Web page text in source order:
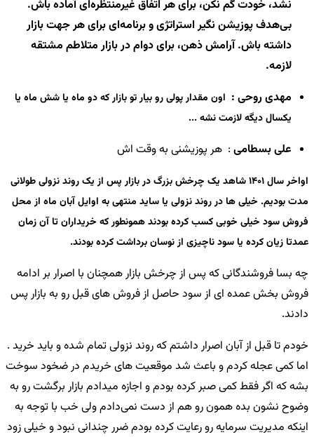
نشد، خودت گم نکن، برای هر اتفاق غیرمنتظره‌ای آماده باش.
بی‌هدف پوزیشن نگیر استراتژی و برنامه‌ای برای هر جهت بازار
داشته باش.آرامش ذهن، برای دوام در بازار متلاطم مشتقه
لازمه.
مهدی روحی : اون مقدار پولی رو بیار تو بازار که دو ماه یا شش ماه یا
یکسال دیگه لازمت نشه ...
علی بسطامی: هر پوزیشنی به وقت اش
اواخر سال 1401 شاهد یک چرخش بزرگ در بازار پس از یک روند نزولی طولانی
مدت بودیم. خیلی ها در روند نزولی یا ساید منتهی به اوایل آبان ماه از محل
فروش سود خیلی خوبی کسب کرده بودند همونطور که خریداران تا آن زمان
عمدتا زیان کرده یا سود ناچیزی از نوسان برداشت کرده بودند.
چه بسا فروشندگانی که پس از چرخش بازار همچنان با اصرار بر ادامه
فروش بخش عمده ای از سود حاصل از فروش های قبل رو به بازار پس
دادند.
خودم تا قبل از آبان اصرار داشتم که روند نزولی تمام شده و باید خرید .
اما کمی عجله کردم و باعث شد موقعیت های خریدم در ضخود سوخت
بشه‌ که اگر فقط کمی صبر کرده بودم و اجازه میدادم بازار برگشت رو به
وضوح نشون بده همون رو هم از دست نمی‌دادم ولی خب با توجه به
اینکه مدیریت سرمایه رو رعایت کرده بودم ضرر چندانی نبود و خیلی زود